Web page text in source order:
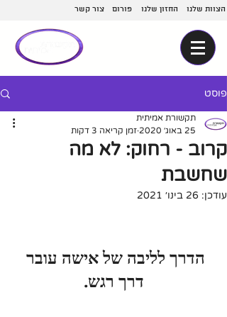
צור קשר פורום החזון שלנו הצוות שלנו
פוסט
קרוב - רחוק: לא מה
שחשבת
תקשורת אמיתית
25 באוג׳ 2020
זמן קריאה 3 דקות
עודכן: 26 בינו׳ 2021
הדרך לליבה של אישה עובר
דרך רגש.